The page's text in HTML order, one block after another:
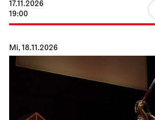
17.11.2026
19:00
Mi, 18.11.2026